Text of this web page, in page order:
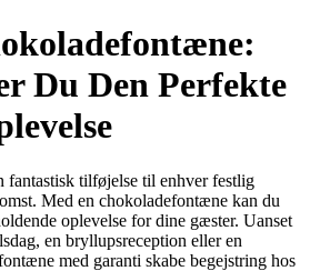
Du Den Perfekte
fantastisk tilføjelse til enhver festlig
Med en chokoladefontæne kan du
oplevelse for dine gæster. Uanset
en bryllupsreception eller en
med garanti skabe begejstring hos